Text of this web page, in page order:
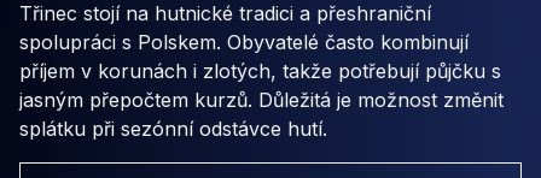
Třinec stojí na hutnické tradici a přeshraniční
spolupráci s Polskem. Obyvatelé často kombinují
příjem v korunách i zlotých, takže potřebují půjčku s
jasným přepočtem kurzů. Důležitá je možnost změnit
splátku při sezónní odstávce hutí.